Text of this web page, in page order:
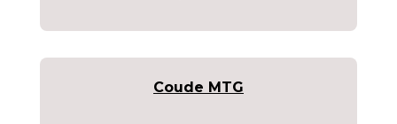
Coude MTG